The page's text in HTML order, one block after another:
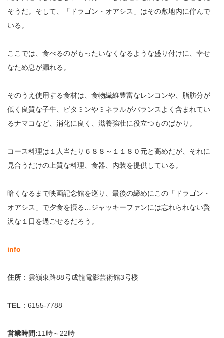
そうだ。そして、「ドラゴン・オアシス」はその敷地内に佇んで
いる。
ここでは、食べるのがもったいなくなるような盛り付けに、幸せ
なため息が漏れる。
そのうえ使用する食材は、食物繊維豊富なレンコンや、脂肪分が
低く良質な子牛、ビタミンやミネラルがバランスよく含まれてい
るナマコなど、消化に良く、滋養強壮に役立つものばかり。
コース料理は１人当たり６８８～１１８０元と高めだが、それに
見合うだけの上質な料理、食器、内装を提供している。
暗くなるまで映画記念館を巡り、最後の締めにこの「ドラゴン・
オアシス」で夕食を摂る…ジャッキーファンには忘れられない贅
沢な１日を過ごせるだろう。
info
住所 ：雲嶺東路88号成龍電影芸術館3号楼
TEL ：6155-7788
営業時間:11時～22時